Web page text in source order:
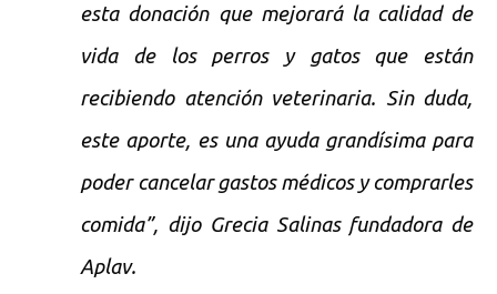
esta donación que mejorará la calidad de
vida de los perros y gatos que están
recibiendo atención veterinaria. Sin duda,
este aporte, es una ayuda grandísima para
poder cancelar gastos médicos y comprarles
comida”, dijo Grecia Salinas fundadora de
Aplav.